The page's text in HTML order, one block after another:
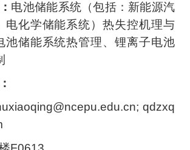
电池储能系统（包括：新能源汽
电化学储能系统）热失控机理与
池储能系统热管理、锂离子电池
qdzxq